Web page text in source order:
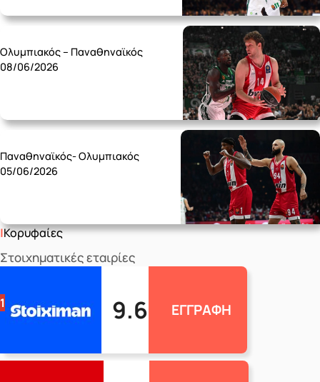
Ολυμπιακός – Παναθηναϊκός
08/06/2026
Παναθηναϊκός- Ολυμπιακός
05/06/2026
Κορυφαίες
Στοιχηματικές εταιρίες
1 9.6 ΕΓΓΡΑΦΗ